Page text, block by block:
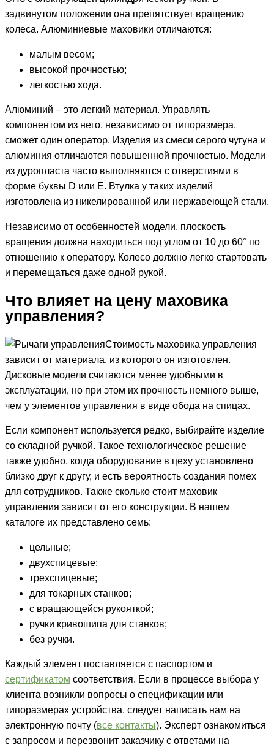
задвинутом положении она препятствует вращению
колеса. Алюминиевые маховики отличаются:
малым весом;
высокой прочностью;
легкостью хода.
Алюминий – это легкий материал. Управлять
компонентом из него, независимо от типоразмера,
сможет один оператор. Изделия из смеси серого чугуна и
алюминия отличаются повышенной прочностью. Модели
из дуропласта часто выполняются с отверстиями в
форме буквы D или E. Втулка у таких изделий
изготовлена из никелированной или нержавеющей стали.
Независимо от особенностей модели, плоскость
вращения должна находиться под углом от 10 до 60° по
отношению к оператору. Колесо должно легко стартовать
и перемещаться даже одной рукой.
Что влияет на цену маховика
управления?
Стоимость маховика управления
зависит от материала, из которого он изготовлен.
Дисковые модели считаются менее удобными в
эксплуатации, но при этом их прочность немного выше,
чем у элементов управления в виде обода на спицах.
Если компонент используется редко, выбирайте изделие
со складной ручкой. Такое технологическое решение
также удобно, когда оборудование в цеху установлено
близко друг к другу, и есть вероятность создания помех
для сотрудников. Также сколько стоит маховик
управления зависит от его конструкции. В нашем
каталоге их представлено семь:
цельные;
двухспицевые;
трехспицевые;
для токарных станков;
с вращающейся рукояткой;
ручки кривошипа для станков;
без ручки.
Каждый элемент поставляется с паспортом и
сертификатом соответствия. Если в процессе выбора у
клиента возникли вопросы о спецификации или
типоразмерах устройства, следует написать нам на
электронную почту (все контакты). Эксперт ознакомиться
с запросом и перезвонит заказчику с ответами на